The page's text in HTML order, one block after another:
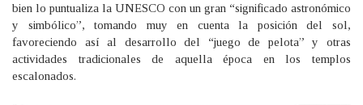
bien lo puntualiza la UNESCO con un gran “significado astronómico
y simbólico”, tomando muy en cuenta la posición del sol,
favoreciendo así al desarrollo del “juego de pelota” y otras
actividades tradicionales de aquella época en los templos
escalonados.